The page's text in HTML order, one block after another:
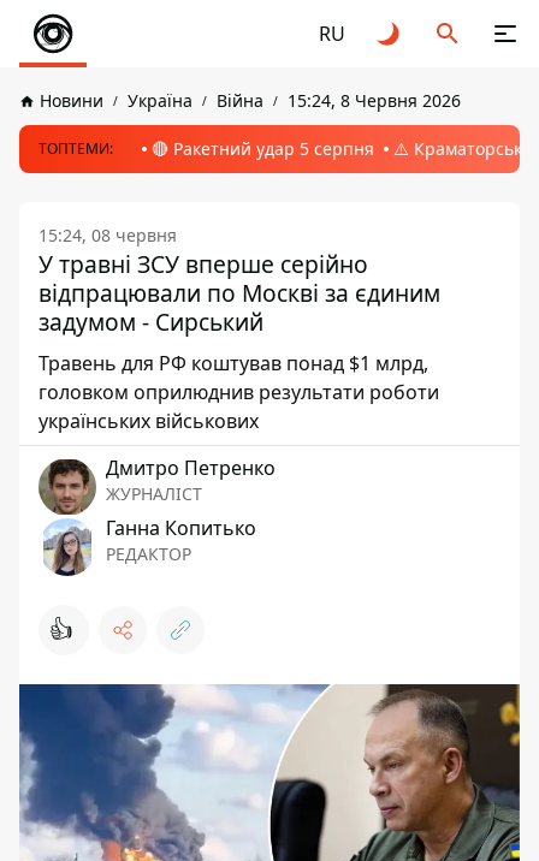
RU
Новини Україна Війна 15:24, 8 Червня 2026
ТОПТЕМИ: 🔴 Ракетний удар 5 серпня ⚠️ Краматорськ,
15:24, 08 червня
У травні ЗСУ вперше серійно
відпрацювали по Москві за єдиним
задумом - Сирський
Травень для РФ коштував понад $1 млрд,
головком оприлюднив результати роботи
українських військових
Дмитро Петренко
ЖУРНАЛІСТ
Ганна Копитько
РЕДАКТОР
👍